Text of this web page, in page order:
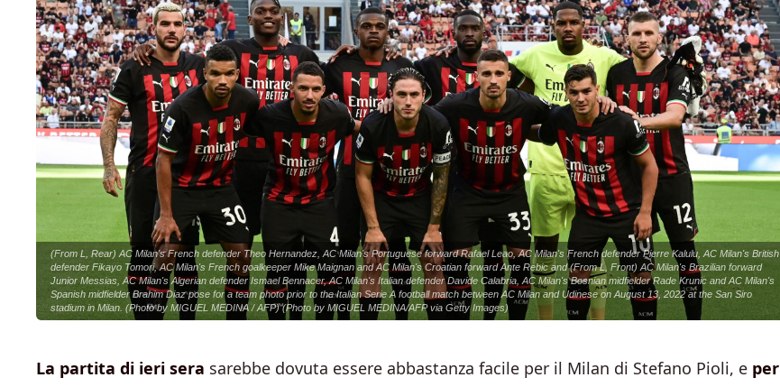
(From L, Rear) AC Milan's French defender Theo Hernandez, AC Milan's Portuguese forward Rafael Leao, AC Milan's French defender Pierre Kalulu, AC Milan's British
defender Fikayo Tomori, AC Milan's French goalkeeper Mike Maignan and AC Milan's Croatian forward Ante Rebic and (From L, Front) AC Milan's Brazilian forward
Junior Messias, AC Milan's Algerian defender Ismael Bennacer, AC Milan's Italian defender Davide Calabria, AC Milan's Bosnian midfielder Rade Krunic and AC Milan's
Spanish midfielder Brahim Diaz pose for a team photo prior to the Italian Serie A football match between AC Milan and Udinese on August 13, 2022 at the San Siro
stadium in Milan. (Photo by MIGUEL MEDINA / AFP) (Photo by MIGUEL MEDINA/AFP via Getty Images)
La partita di ieri sera sarebbe dovuta essere abbastanza facile per il Milan di Stefano Pioli, e per